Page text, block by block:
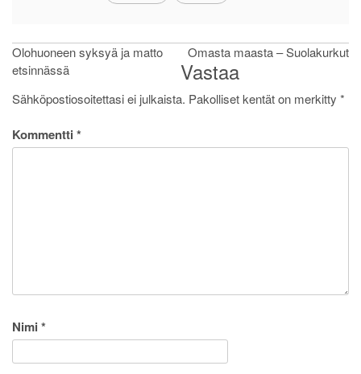
Artikkelien
selaus
Olohuoneen syksyä ja matto
etsinnässä
Omasta maasta – Suolakurkut
Vastaa
Sähköpostiosoitettasi ei julkaista. Pakolliset kentät on merkitty *
Kommentti *
Nimi *